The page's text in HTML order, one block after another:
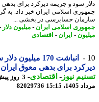
سود و جریمه دیرکرد برای بدهی
اسلامی ایران خبر داد. به
حسابرسی در بخشی ...
اسلامی ایران - میلیون دلار-
-ایران - اقتصادی
انباشت 170 میلیون
برای بدهی معوق ایران ایر
نیوز-اقتصادی-
15:15
82029736